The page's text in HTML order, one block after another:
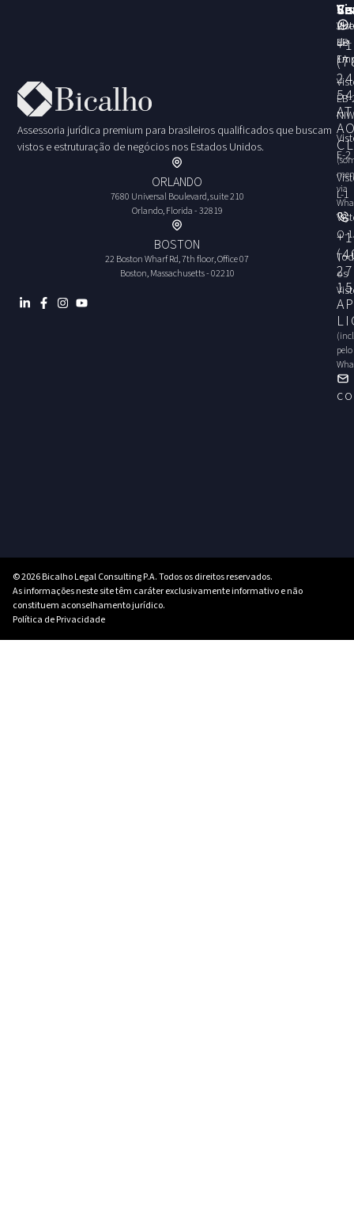
Assessoria jurídica premium para brasileiros qualificados que buscam
vistos e estruturação de negócios nos Estados Unidos.
ORLANDO
7680 Universal Boulevard, suite 210
Orlando, Florida - 32819
BOSTON
22 Boston Wharf Rd, 7th floor, Office 07
Boston, Massachusetts - 02210
EB-
1A
NIW
E-2
L-1
O-
os
de
+1
via
+1
pelo
© 2026 Bicalho Legal Consulting P.A. Todos os direitos reservados.
As informações neste site têm caráter exclusivamente informativo e não
constituem aconselhamento jurídico.
Política de Privacidade